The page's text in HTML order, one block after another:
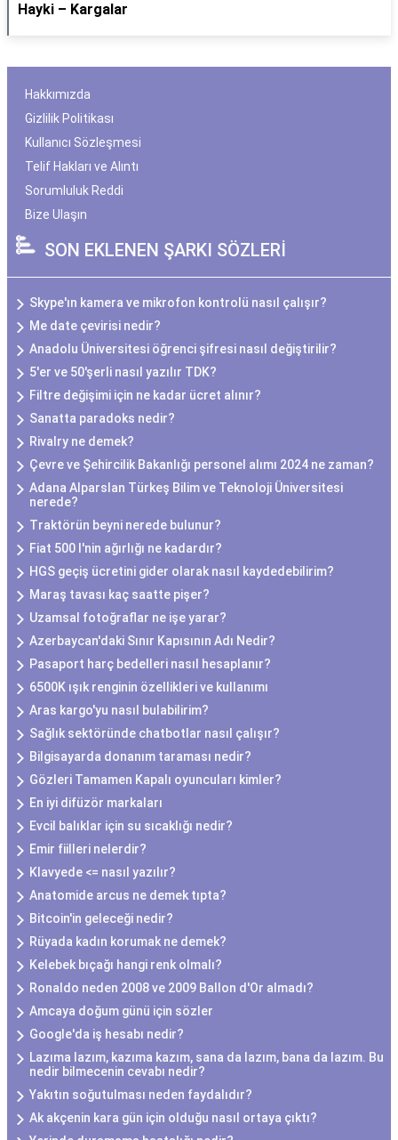
Hayki – Kargalar
Hakkımızda
Gizlilik Politikası
Kullanıcı Sözleşmesi
Telif Hakları ve Alıntı
Sorumluluk Reddi
Bize Ulaşın
SON EKLENEN ŞARKI SÖZLERİ
Skype'ın kamera ve mikrofon kontrolü nasıl çalışır?
Me date çevirisi nedir?
Anadolu Üniversitesi öğrenci şifresi nasıl değiştirilir?
5'er ve 50'şerli nasıl yazılır TDK?
Filtre değişimi için ne kadar ücret alınır?
Sanatta paradoks nedir?
Rivalry ne demek?
Çevre ve Şehircilik Bakanlığı personel alımı 2024 ne zaman?
Adana Alparslan Türkeş Bilim ve Teknoloji Üniversitesi
nerede?
Traktörün beyni nerede bulunur?
Fiat 500 l'nin ağırlığı ne kadardır?
HGS geçiş ücretini gider olarak nasıl kaydedebilirim?
Maraş tavası kaç saatte pişer?
Uzamsal fotoğraflar ne işe yarar?
Azerbaycan'daki Sınır Kapısının Adı Nedir?
Pasaport harç bedelleri nasıl hesaplanır?
6500K ışık renginin özellikleri ve kullanımı
Aras kargo'yu nasıl bulabilirim?
Sağlık sektöründe chatbotlar nasıl çalışır?
Bilgisayarda donanım taraması nedir?
Gözleri Tamamen Kapalı oyuncuları kimler?
En iyi difüzör markaları
Evcil balıklar için su sıcaklığı nedir?
Emir fiilleri nelerdir?
Klavyede <= nasıl yazılır?
Anatomide arcus ne demek tıpta?
Bitcoin'in geleceği nedir?
Rüyada kadın korumak ne demek?
Kelebek bıçağı hangi renk olmalı?
Ronaldo neden 2008 ve 2009 Ballon d'Or almadı?
Amcaya doğum günü için sözler
Google'da iş hesabı nedir?
Lazıma lazım, kazıma kazım, sana da lazım, bana da lazım. Bu
nedir bilmecenin cevabı nedir?
Yakıtın soğutulması neden faydalıdır?
Ak akçenin kara gün için olduğu nasıl ortaya çıktı?